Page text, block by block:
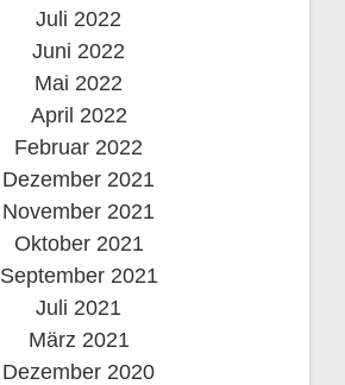
Juli 2022
Juni 2022
Mai 2022
April 2022
Februar 2022
Dezember 2021
November 2021
Oktober 2021
September 2021
Juli 2021
März 2021
Dezember 2020